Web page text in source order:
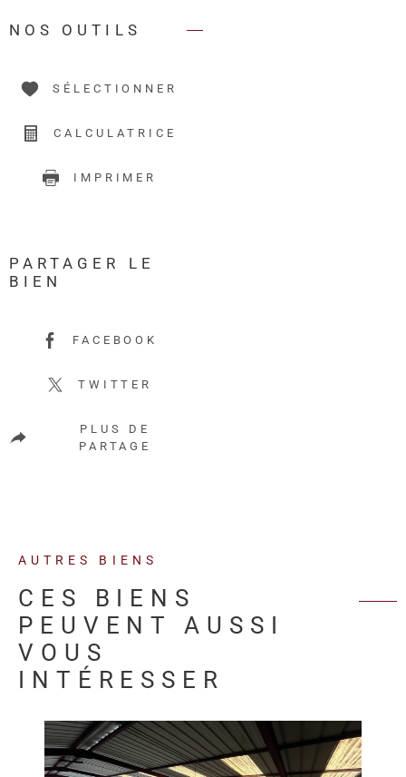
NOS OUTILS
SÉLECTIONNER
CALCULATRICE
IMPRIMER
PARTAGER LE
BIEN
FACEBOOK
TWITTER
PLUS DE
PARTAGE
AUTRES BIENS
CES BIENS
PEUVENT AUSSI
VOUS
INTÉRESSER